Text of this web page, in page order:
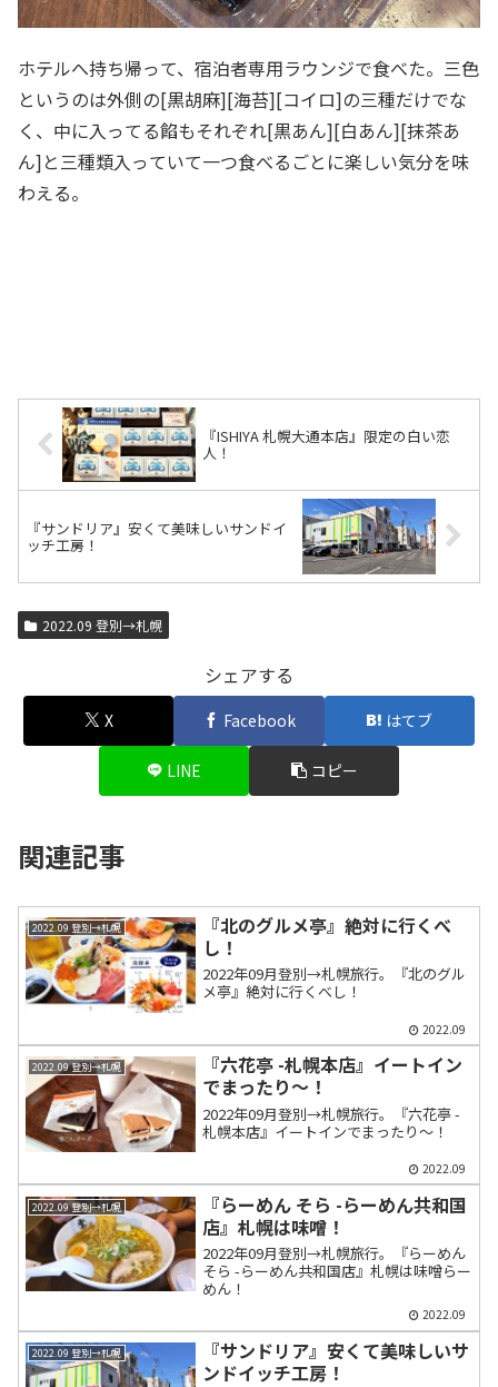
ホテルへ持ち帰って、宿泊者専用ラウンジで食べた。三色
というのは外側の[黒胡麻][海苔][コイロ]の三種だけでな
く、中に入ってる餡もそれぞれ[黒あん][白あん][抹茶あ
ん]と三種類入っていて一つ食べるごとに楽しい気分を味
わえる。
『ISHIYA 札幌大通本店』限定の白い恋
人！
『サンドリア』安くて美味しいサンドイ
ッチ工房！
2022.09 登別→札幌
シェアする
X Facebook はてブ
LINE コピー
関連記事
2022.09 登別→札幌
『北のグルメ亭』絶対に行くべ
し！
2022年09月登別→札幌旅行。『北のグル
メ亭』絶対に行くべし！
2022.09
2022.09 登別→札幌
『六花亭 -札幌本店』イートイン
でまったり～！
2022年09月登別→札幌旅行。『六花亭 -
札幌本店』イートインでまったり～！
2022.09
2022.09 登別→札幌
『らーめん そら -らーめん共和国
店』札幌は味噌！
2022年09月登別→札幌旅行。『らーめん
そら -らーめん共和国店』札幌は味噌らー
めん！
2022.09
2022.09 登別→札幌
『サンドリア』安くて美味しいサ
ンドイッチ工房！